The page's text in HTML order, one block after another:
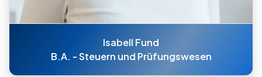
Isabell Fund
B.A. - Steuern und Prüfungswesen